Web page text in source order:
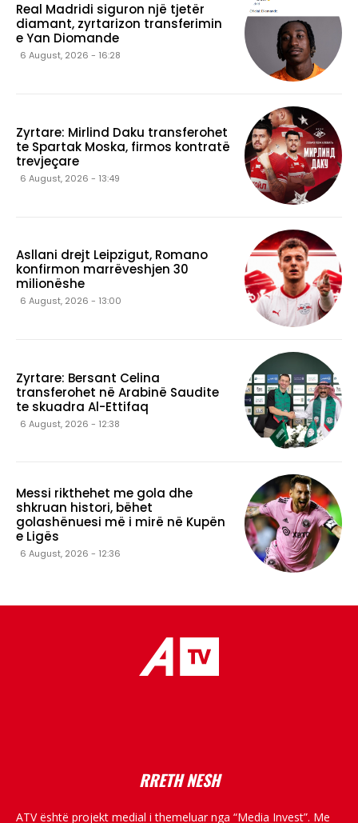
Real Madridi siguron një tjetër
diamant, zyrtarizon transferimin
e Yan Diomande
6 August, 2026 - 16:28
Zyrtare: Mirlind Daku transferohet
te Spartak Moska, firmos kontratë
trevjeçare
6 August, 2026 - 13:49
Asllani drejt Leipzigut, Romano
konfirmon marrëveshjen 30
milionëshe
6 August, 2026 - 13:00
Zyrtare: Bersant Celina
transferohet në Arabinë Saudite
te skuadra Al-Ettifaq
6 August, 2026 - 12:38
Messi rikthehet me gola dhe
shkruan histori, bëhet
golashënuesi më i mirë në Kupën
e Ligës
6 August, 2026 - 12:36
RRETH NESH
ATV është projekt medial i themeluar nga “Media Invest”. Me